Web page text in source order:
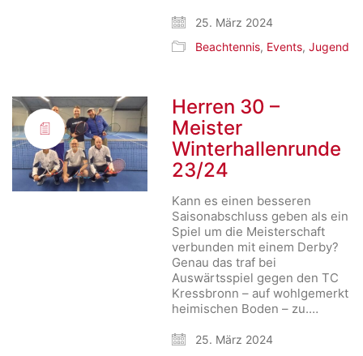
25. März 2024
Beachtennis, Events,Jugend
Herren 30 –
Meister
Winterhallenrunde
23/24
Kann es einen besseren
Saisonabschluss geben als ein
Spiel um die Meisterschaft
verbunden mit einem Derby?
Genau das traf bei
Auswärtsspiel gegen den TC
Kressbronn – auf wohlgemerkt
heimischen Boden – zu.…
25. März 2024